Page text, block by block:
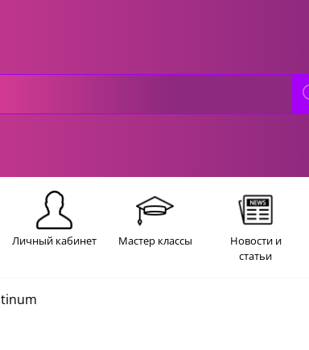
Личный кабинет Мастер классы
Новости и
статьи